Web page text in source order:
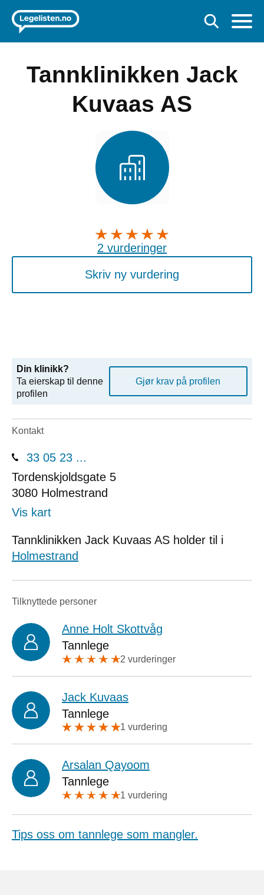
Tannklinikken Jack
Kuvaas AS
2 vurderinger
Skriv ny vurdering
Din klinikk?
Ta eierskap til denne
profilen
Gjør krav på profilen
Kontakt
33 05 23 ...
Tordenskjoldsgate 5
3080 Holmestrand
Vis kart
Tannklinikken Jack Kuvaas AS holder til i
Holmestrand
Tilknyttede personer
Anne Holt Skottvåg
Tannlege
2 vurderinger
Jack Kuvaas
Tannlege
1 vurdering
Arsalan Qayoom
Tannlege
1 vurdering
Tips oss om tannlege som mangler.